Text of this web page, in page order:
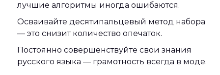
лучшие алгоритмы иногда ошибаются.
Осваивайте десятипальцевый метод набора
— это снизит количество опечаток.
Постоянно совершенствуйте свои знания
русского языка — грамотность всегда в моде.